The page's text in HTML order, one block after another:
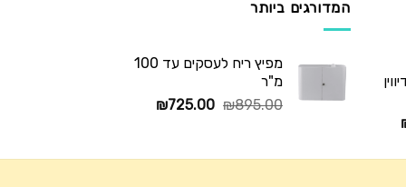
המחיר
הוא:
המדורגים ביותר
מפיץ ריח לעסקים עד 100
מ"ר
₪895.00
המחיר
₪895.00.
₪725.00
המחיר
₪725.00.